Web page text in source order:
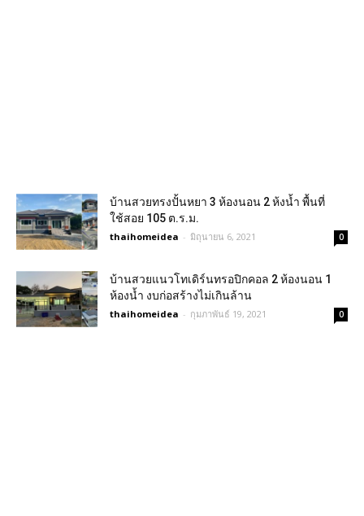
บ้านสวยทรงปั้นหยา 3 ห้องนอน 2 ห้งน้ำ พื้นที่
ใช้สอย 105 ต.ร.ม.
thaihomeidea - มิถุนายน 6, 2021 0
บ้านสวยแนวโทเดิร์นทรอปิกคอล 2 ห้องนอน 1
ห้องน้ำ งบก่อสร้างไม่เกินล้าน
thaihomeidea - กุมภาพันธ์ 19, 2021 0